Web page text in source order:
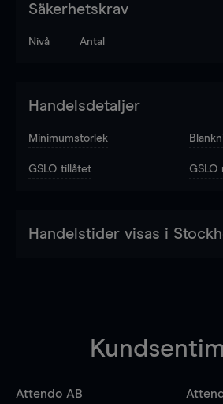
Säkerhetskrav
Nivå Antal
Handelsdetaljer
Minimumstorlek
GSLO tillåtet GSLO
Handelstider visas i
Attendo AB